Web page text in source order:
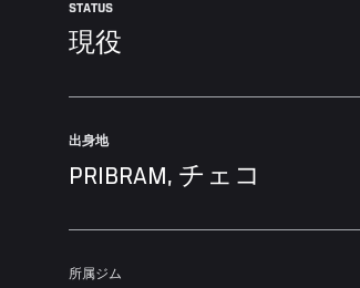
STATUS
現役
出身地
PRIBRAM, チェコ
所属ジム